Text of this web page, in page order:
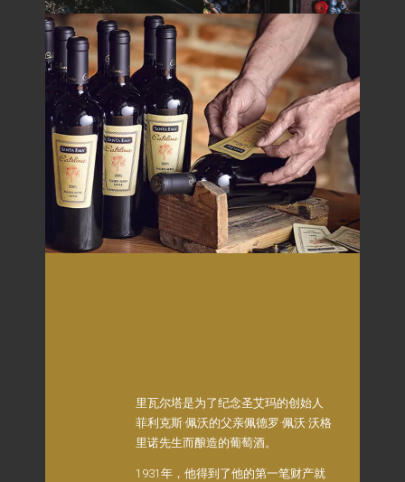
里瓦尔塔是为了纪念圣艾玛的创始人
菲利克斯·佩沃的父亲佩德罗·佩沃·沃格
里诺先生而酿造的葡萄酒。
1931年，他得到了他的第一笔财产就